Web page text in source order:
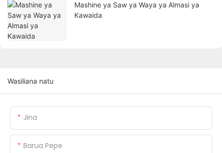
Mashine ya Saw ya Waya ya Almasi ya
Kawaida
Wasiliana natu
Jina
Barua Pepe